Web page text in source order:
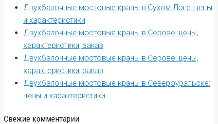
Двухбалочные мостовые краны в Сухом Логе: цены
и характеристики
Двухбалочные мостовые краны в Серове: цены,
характеристики, заказ
Двухбалочные мостовые краны в Серове: цены,
характеристики, заказ
Двухбалочные мостовые краны в Североуральске:
цены и характеристики
Свежие комментарии